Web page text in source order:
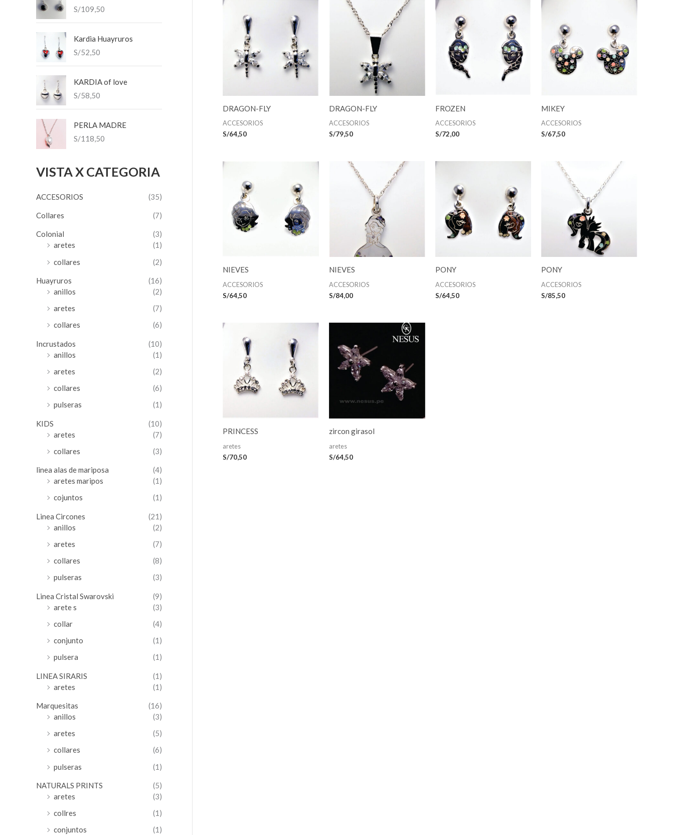
r
:
S/109,50
Kardia Huayruros
S/52,50
KARDIA of love
S/58,50
PERLA MADRE
S/118,50
VISTA X CATEGORIA
ACCESORIOS (35)
Collares (7)
Colonial
(3)
aretes
(1)
collares
(2)
Huayruros
(16)
anillos
(2)
aretes
(7)
collares
(6)
Incrustados
(10)
anillos
(1)
aretes
(2)
collares
(6)
pulseras
(1)
KIDS
(10)
aretes
(7)
collares
(3)
linea alas de mariposa
(4)
aretes maripos
(1)
cojuntos
(1)
Linea Circones
(21)
anillos
(2)
aretes
(7)
collares
(8)
pulseras
(3)
Linea Cristal Swarovski
(9)
arete s
(3)
collar
(4)
conjunto
(1)
pulsera
(1)
LINEA SIRARIS
(1)
aretes
(1)
Marquesitas
(16)
anillos
(3)
aretes
(5)
collares
(6)
pulseras
(1)
NATURALS PRINTS
(5)
aretes
(3)
collres
(1)
conjuntos
(1)
DRAGON-FLY
ACCESORIOS
S/64,50
DRAGON-FLY
ACCESORIOS
S/79,50
FROZEN
ACCESORIOS
S/72,00
MIKEY
ACCESORIOS
S/67,50
NIEVES
ACCESORIOS
S/64,50
NIEVES
ACCESORIOS
S/84,00
PONY
ACCESORIOS
S/64,50
PONY
ACCESORIOS
S/85,50
PRINCESS
aretes
S/70,50
zircon girasol
aretes
S/64,50